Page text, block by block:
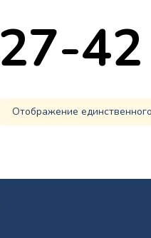
27-
Отображение